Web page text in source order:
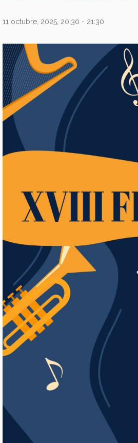
11 octubre, 2025, 20:30 - 21:30